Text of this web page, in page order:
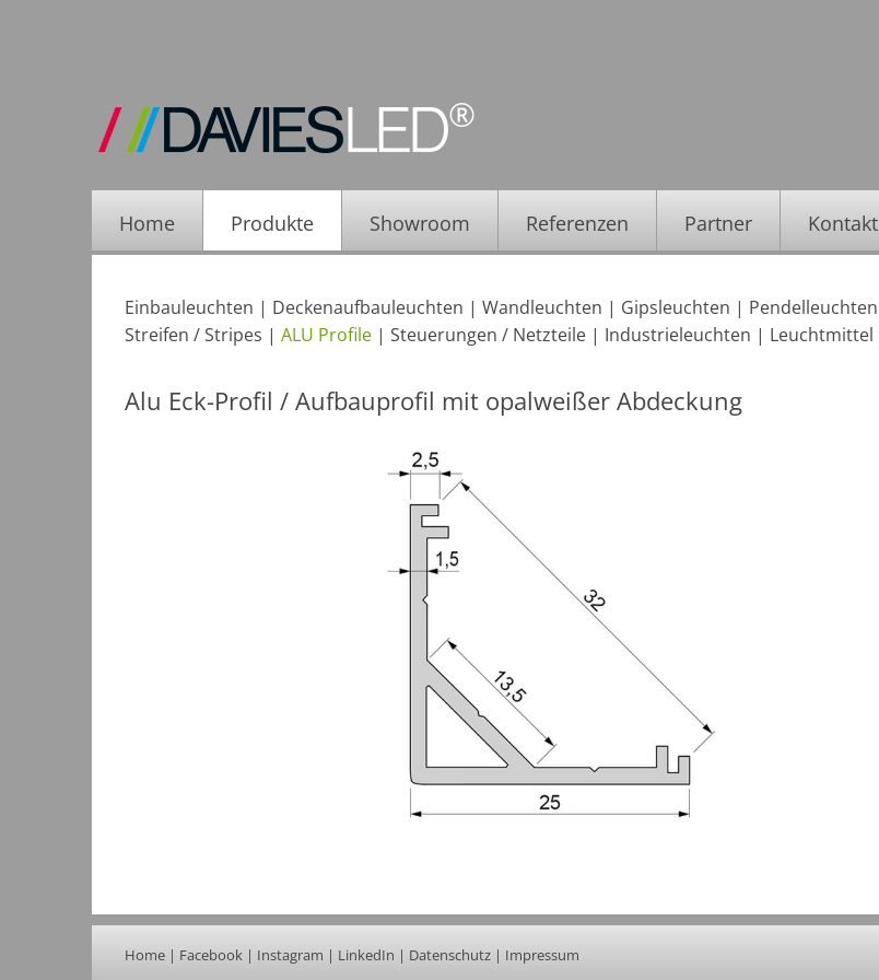
Home Produkte Showroom Referenzen Partner Kontakt
Einbauleuchten | Deckenaufbauleuchten | Wandleuchten | Gipsleuchten | Pendelleuchten
Streifen / Stripes | ALU Profile | Steuerungen / Netzteile | Industrieleuchten | Leuchtmittel
Alu Eck-Profil / Aufbauprofil mit opalweißer Abdeckung
Home | Facebook | Instagram | LinkedIn | Datenschutz | Impressum